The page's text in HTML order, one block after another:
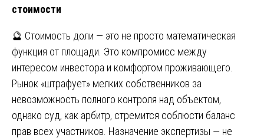
стоимости
🔮 Стоимость доли — это не просто математическая
функция от площади. Это компромисс между
интересом инвестора и комфортом проживающего.
Рынок «штрафует» мелких собственников за
невозможность полного контроля над объектом,
однако суд, как арбитр, стремится соблюсти баланс
прав всех участников. Назначение экспертизы — не